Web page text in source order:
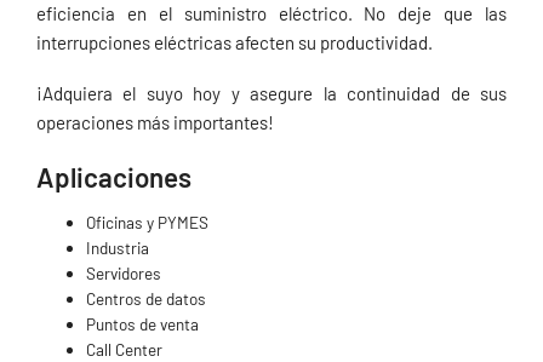
eficiencia en el suministro eléctrico. No deje que las
interrupciones eléctricas afecten su productividad.
¡Adquiera el suyo hoy y asegure la continuidad de sus
operaciones más importantes!
Aplicaciones
Oficinas y PYMES
Industria
Servidores
Centros de datos
Puntos de venta
Call Center